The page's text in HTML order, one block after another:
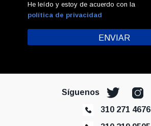
He leído y estoy de acuerdo con la
política de privacidad
Síguenos
310 271 4676